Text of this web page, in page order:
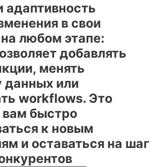
адаптивность
в свои
любом этапе:
добавлять
менять
данных или
workflows. Это
вам быстро
к новым
и оставаться на шаг